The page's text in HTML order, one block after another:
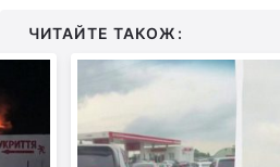
ЧИТАЙТЕ ТАКОЖ: